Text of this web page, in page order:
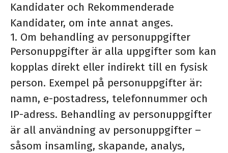
Kandidater och Rekommenderade
Kandidater, om inte annat anges.
1. Om behandling av personuppgifter
Personuppgifter är alla uppgifter som kan
kopplas direkt eller indirekt till en fysisk
person. Exempel på personuppgifter är:
namn, e-postadress, telefonnummer och
IP-adress. Behandling av personuppgifter
är all användning av personuppgifter –
såsom insamling, skapande, analys,